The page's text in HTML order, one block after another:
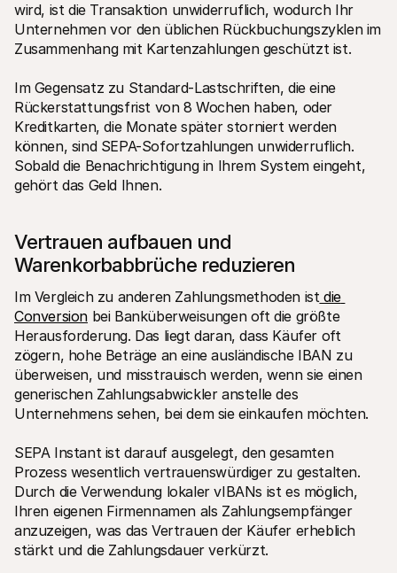
wird, ist die Transaktion unwiderruflich, wodurch Ihr
Unternehmen vor den üblichen Rückbuchungszyklen im
Zusammenhang mit Kartenzahlungen geschützt ist.
Im Gegensatz zu Standard-Lastschriften, die eine
Rückerstattungsfrist von 8 Wochen haben, oder
Kreditkarten, die Monate später storniert werden
können, sind SEPA-Sofortzahlungen unwiderruflich.
Sobald die Benachrichtigung in Ihrem System eingeht,
gehört das Geld Ihnen.
Vertrauen aufbauen und
Warenkorbabbrüche reduzieren
Im Vergleich zu anderen Zahlungsmethoden ist die
Conversion bei Banküberweisungen oft die größte
Herausforderung. Das liegt daran, dass Käufer oft
zögern, hohe Beträge an eine ausländische IBAN zu
überweisen, und misstrauisch werden, wenn sie einen
generischen Zahlungsabwickler anstelle des
Unternehmens sehen, bei dem sie einkaufen möchten.
SEPA Instant ist darauf ausgelegt, den gesamten
Prozess wesentlich vertrauenswürdiger zu gestalten.
Durch die Verwendung lokaler vIBANs ist es möglich,
Ihren eigenen Firmennamen als Zahlungsempfänger
anzuzeigen, was das Vertrauen der Käufer erheblich
stärkt und die Zahlungsdauer verkürzt.